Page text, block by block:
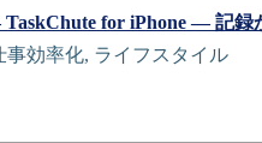
for iPhone — 記録
事効率化, ライフスタイル